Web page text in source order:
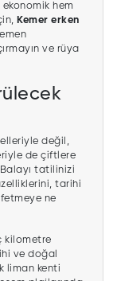
ekonomik hem
Kemer erken
ve rüya
değil,
de çiftlere
tatilinizi
tarihi
ne
kilometre
ve doğal
liman kenti